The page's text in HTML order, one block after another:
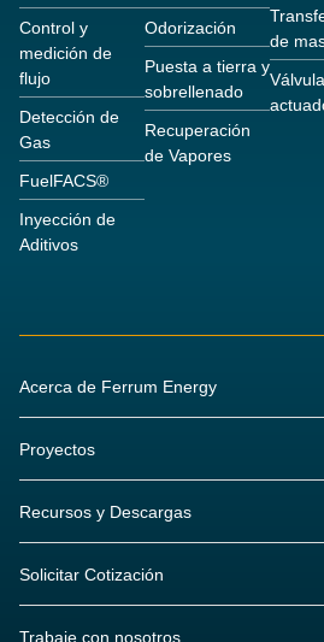
Control y
medición de
flujo
Detección de
Gas
FuelFACS®
Inyección de
Aditivos
Odorización
Puesta a tierra y
sobrellenado
Recuperación
de Vapores
de
Acerca de Ferrum Energy
Proyectos
Recursos y Descargas
Solicitar Cotización
Trabaje con nosotros